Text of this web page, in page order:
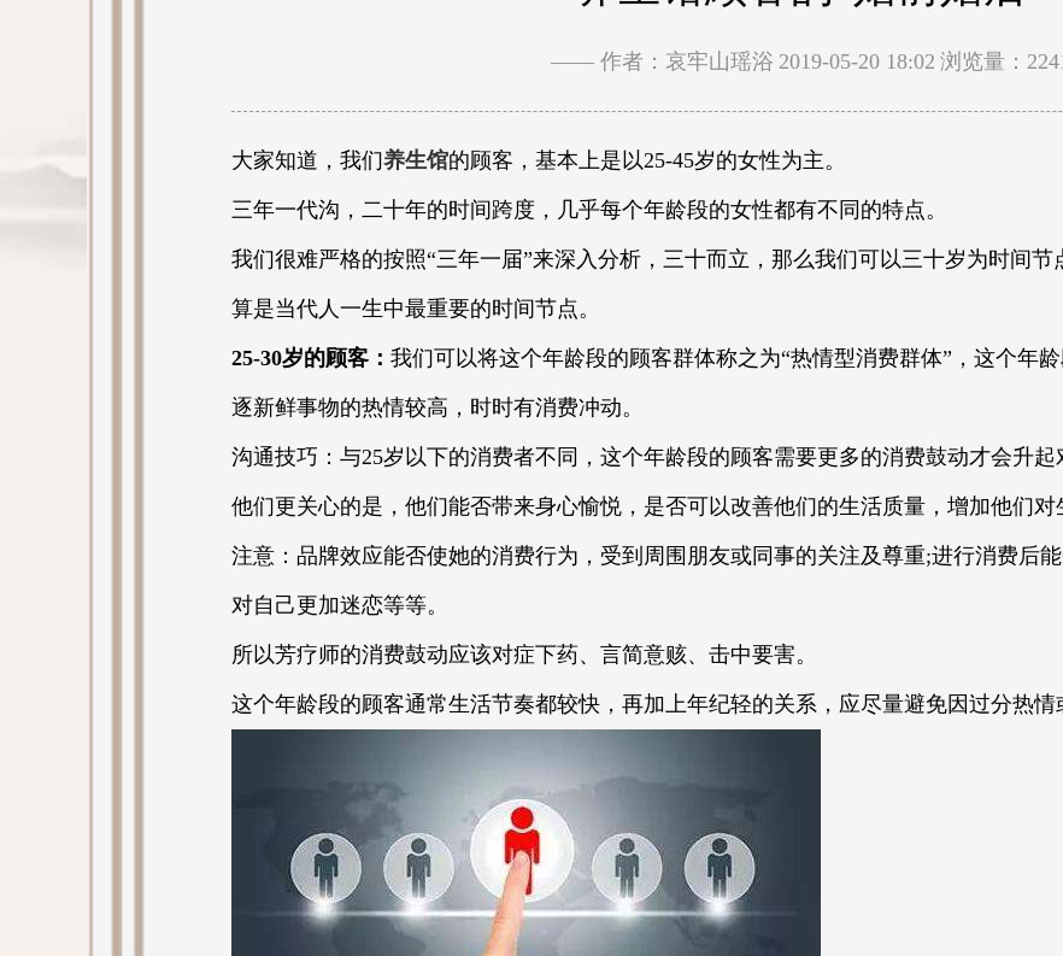
—— 作者：哀牢山瑶浴 2019-05-20 18:02 浏览量：
大家知道，我们养生馆的顾客，基本上是以25-45岁的女性为主。
三年一代沟，二十年的时间跨度，几乎每个年龄段的女性都有不同的特点。
我们很难严格的按照“三年一届”来深入分析，三十而立，那么我们可以三十岁为时间
算是当代人一生中最重要的时间节点。
25-30岁的顾客： 我们可以将这个年龄段的顾客群体称之为“热情型消费群体”，这个年
逐新鲜事物的热情较高，时时有消费冲动。
沟通技巧：与25岁以下的消费者不同，这个年龄段的顾客需要更多的消费鼓动才会升起
他们更关心的是，他们能否带来身心愉悦，是否可以改善他们的生活质量，增加他们对
注意：品牌效应能否使她的消费行为，受到周围朋友或同事的关注及尊重;进行消费后
对自己更加迷恋等等。
所以芳疗师的消费鼓动应该对症下药、言简意赅、击中要害。
这个年龄段的顾客通常生活节奏都较快，再加上年纪轻的关系，应尽量避免因过分热情